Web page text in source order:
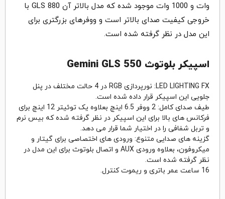
وات و 1000 وات موجود شده که مدل بالاتر آن GLS 880 با
خروجی کیفیت صدای بالاتر است و ووفرهای بزرگتری برای
این مدل در نظر گرفته شده است.
اسپیکر بلوتوث Gemini GLS 550
LED LIGHTING FX: نورپردازی RGB در 4 حالت مختلف در پنل
جلویی این اسپیکر قرار داده شده است.
طیف صدای کامل: 2 ووفر 6.5 اینچ بعلاوه یک توئیتر 12 اینچ برای
فرکانس های بالا برای این اسپیکر در نظر گرفته شده که بیس نرم
و تربل شفافی را در اختیار شما قرار می دهد.
گزینه های صدایی متنوع: ورودی های اختصاصی برای گیتار و
میکروفون، بعلاوه ورودی AUX و اتصال بلوتوث برای این مدل در
نظر گرفته شده است.
16 ساعت عمر باتری و ریموت کنترل.